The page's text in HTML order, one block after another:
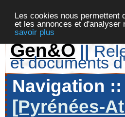
Les cookies nous permettent
et les annonces et
savoir plus
Gen&O ||
et documents
Navigation ::
[Pyrénées-